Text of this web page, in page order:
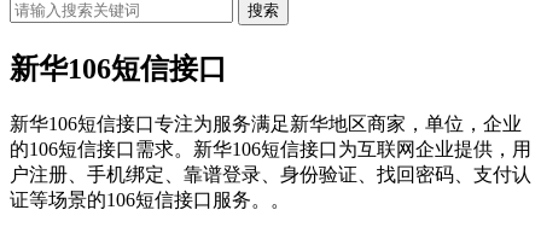
搜索
新华106短信接口
新华106短信接口专注为服务满足新华地区商家，单位，企业
的106短信接口需求。新华106短信接口为互联网企业提供，用
户注册、手机绑定、靠谱登录、身份验证、找回密码、支付认
证等场景的106短信接口服务。。